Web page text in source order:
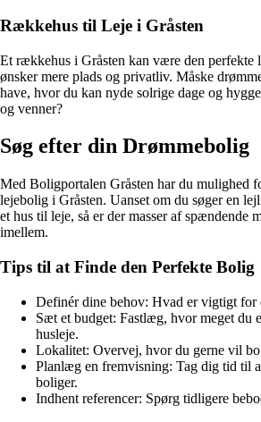
Rækkehus til Leje i Gråsten
Et rækkehus i Gråsten kan være den perfekte
ønsker mere plads og privatliv. Måske
have, hvor du kan nyde solrige dage og
og venner?
Søg efter din Drømmebolig
Med Boligportalen Gråsten har du mulighed
lejebolig i Gråsten. Uanset om du søger en
et hus til leje, så er der masser af spændende
imellem.
Tips til at Finde den Perfekte Bolig
Definér dine behov: Hvad er vigtigt for
Sæt et budget: Fastlæg, hvor meget du
husleje.
Lokalitet: Overvej, hvor du gerne vil
Planlæg en fremvisning: Tag dig tid til
boliger.
Indhent referencer: Spørg tidligere